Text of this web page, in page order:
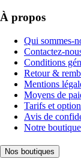
À propos
Qui sommes-
Contactez-
Conditions
Retour &
Mentions
Moyens de
Tarifs et
Avis de
Notre boutique
Nos boutiques